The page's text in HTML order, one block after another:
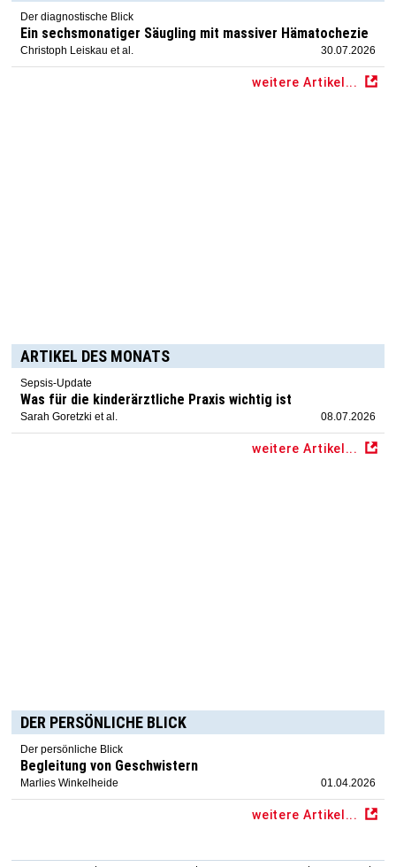
Der diagnostische Blick
Ein sechsmonatiger Säugling mit massiver Hämatochezie
Christoph Leiskau et al. 30.07.2026
weitere Artikel...
ARTIKEL DES MONATS
Sepsis-Update
Was für die kinderärztliche Praxis wichtig ist
Sarah Goretzki et al. 08.07.2026
weitere Artikel...
DER PERSÖNLICHE BLICK
Der persönliche Blick
Begleitung von Geschwistern
Marlies Winkelheide 01.04.2026
weitere Artikel...